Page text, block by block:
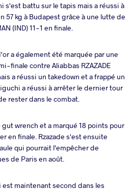
s'est battu sur le tapis mais a réussi à
57 kg à Budapest grâce à une lutte de
(IND) 11-1 en finale.
a également été marquée par une
finale contre Aliabbas RZAZADE
a réussi un takedown et a frappé un
a réussi à arrêter le dernier tour
rester dans le combat.
wrench et a marqué 18 points pour
en finale. Rzazade s'est ensuite
qui pourrait l'empêcher de
de Paris en août.
maintenant second dans les